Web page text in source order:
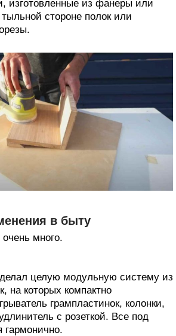
изготовленные из фанеры или
стороне полок или
в быту
много.
целую модульную систему из
на которых компактно
грампластинок, колонки,
с розеткой. Все под
гармонично.